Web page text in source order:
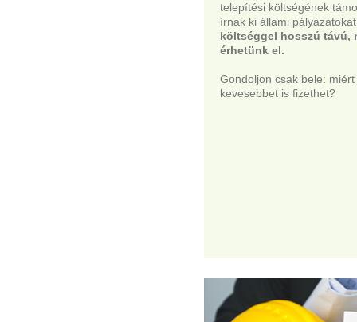
telepítési költségének
írnak ki állami
költséggel hosszú távú,
érhetünk el.
Gondoljon csak bele:
kevesebbet is fizethet?